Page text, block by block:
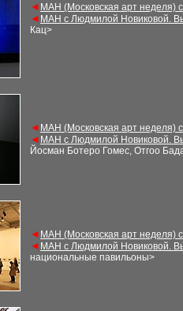
◄ МАН (Московская арт неделя)
◄ МАН с Людмилой Новиковой.
Кац>
◄ МАН (Московская арт неделя)
◄ МАН с Людмилой Новиковой.
Йосман Ботеро Гомес, Отгоо
◄ МАН (Московская арт неделя)
◄ МАН с Людмилой Новиковой.
национальные павильоны>